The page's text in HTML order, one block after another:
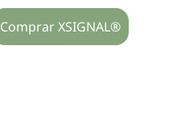
Comprar XSIGNAL®